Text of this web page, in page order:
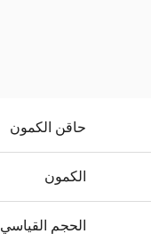
حاقن الكمون
الكمون
الحجم القياسي